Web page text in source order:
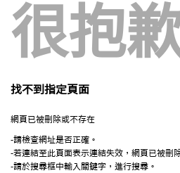
很抱
找不到指定頁面
網頁已被刪除或不存在
-請檢查網址是否正確。
-若連結至此頁面表示連結失效，網頁已被刪
-請於搜尋框中輸入關鍵字，進行搜尋。